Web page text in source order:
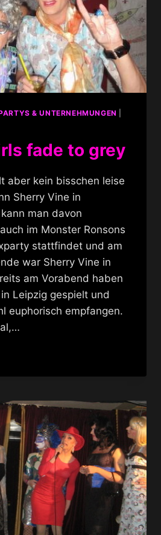
& UNTERNEHMUNGEN
fade to grey
aber kein bisschen leise
Sherry Vine in
man davon
im Monster Ronsons
stattfindet und am
war Sherry Vine in
am Vorabend haben
Leipzig gespielt und
euphorisch empfangen.